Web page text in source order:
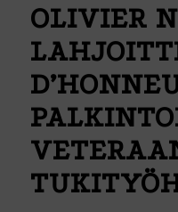
OLIVIER